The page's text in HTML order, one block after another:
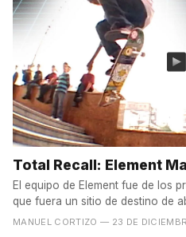
Total Recall: Element
El equipo de Element fue de los
que fuera un sitio de destino de
MANUEL CORTIZO — 23 DE